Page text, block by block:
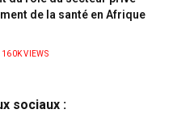
de la santé en Afrique
160KVIEWS
sociaux :